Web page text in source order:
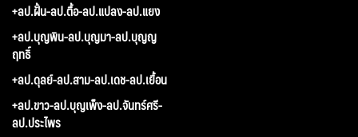
+ลป.ฝั้น-ลป.ตื้อ-ลป.แปลง-ลป.แยง
+ลป.บุญพิน-ลป.บุญมา-ลป.บุญญ
ฤทธิ์
+ลป.ดุลย์-ลป.สาม-ลป.เดช-ลป.เยื้อน
+ลป.ขาว-ลป.บุญเพ็ง-ลป.จันทร์ศรี-
ลป.ประไพร